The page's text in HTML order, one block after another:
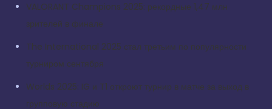
VALORANT Champions 2025: рекордные 1,47 млн
зрителей в финале
The International 2025 стал третьим по популярности
турниром сентября
Worlds 2025: IG и T1 откроют турнир в матче за выход в
групповую стадию